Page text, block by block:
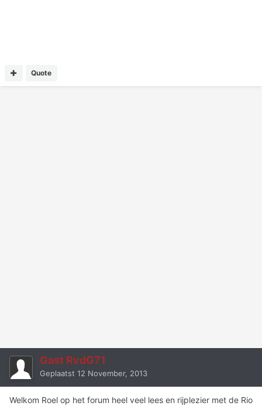
Quote
Gast RvdG71
Geplaatst 12 November, 2013
Welkom Roel op het forum heel veel lees en rijplezier met de Rio